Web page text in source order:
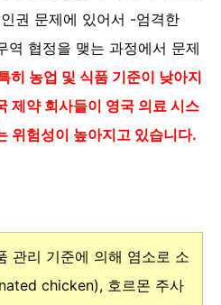
인권 문제에 있어서 -엄격한
역 협정을 맺는 과정에서 문제
히 농업 및 식품 기준이 낮아지
제약 회사들이 영국 의료 시스
위험성이 높아지고 있습니다.
관리 기준에 의해 염소로 소
chicken), 호르몬 주사